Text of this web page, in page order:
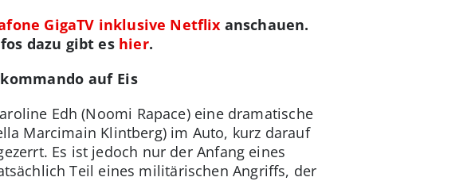
GigaTV inklusive Netflix anschauen.
dazu gibt es hier.
auf Eis
Edh (Noomi Rapace) eine dramatische
Marcimain Klintberg) im Auto, kurz darauf
Es ist jedoch nur der Anfang eines
Teil eines militärischen Angriffs, der